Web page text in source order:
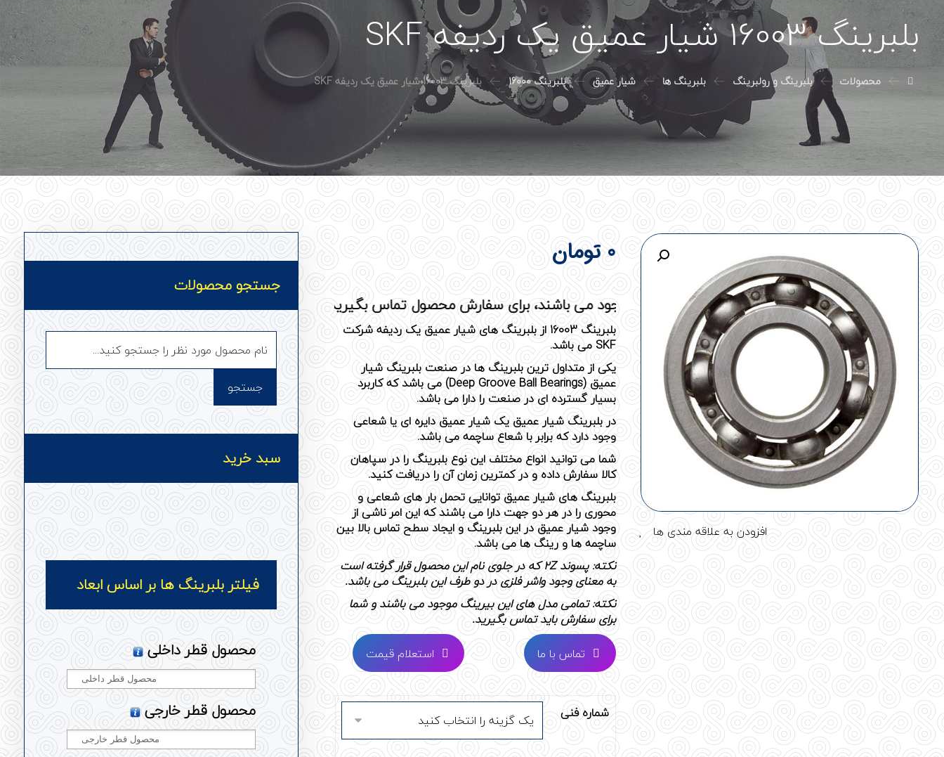
بلبرینگ 16003 شیار عمیق یک ردیفه SKF
محصولات بلبرینگ و رولبرینگ بلبرینگ ها شیار عمیق بلبرینگ 16000 بلبرینگ 16003 شیار عمیق یک ردیفه SKF
افزودن به علاقه مندی ها
0تومان
محصولات موجود می باشند، برای سفارش محصول تماس بگیرید
بلبرینگ 16003 از بلبرینگ های شیار عمیق یک ردیفه شرکت
SKF می باشد.
یکی از متداول ترین بلبرینگ ها در صنعتبلبرینگ شیار
عمیق (Deep Groove Ball Bearings) می باشد که کاربرد
بسیار گسترده ای در صنعت را دارا می باشد.
دربلبرینگ شیار عمیقیک شیار عمیق دایره ای یا شعاعی
وجود دارد که برابر با شعاع ساچمه می باشد.
شما می توانید انواع مختلف این نوع بلبرینگ را در سپاهان
کالا سفارش داده و در کمترین زمان آن را دریافت کنید.
بلبرینگ های شیار عمیق توانایی تحمل بار های شعاعی و
محوری را در هر دو جهت دارا می باشند که این امر ناشی از
وجود شیار عمیق در این بلبرینگ و ایجاد سطح تماس بالا بین
ساچمه ها و رینگ ها می باشد.
نکته: پسوند 2Z که در جلوی نام این محصول قرار گرفته است
به معنای وجود واشر فلزی در دو طرف این بلبرینگ می باشد.
نکته: تمامی مدل های این بیرینگ موجود می باشند و شما
برای سفارش باید تماس بگیرید.
تماس با ما
استعلام قیمت
شماره فنی
جستجو محصولات
سبد خرید
فیلتر بلبرینگ ها بر اساس ابعاد
محصول قطر داخلی
محصول قطر خارجی